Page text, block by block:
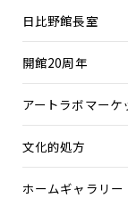
日比野館長室
開館20周年
アートラボマーケ
文化的処方
ホームギャラリー